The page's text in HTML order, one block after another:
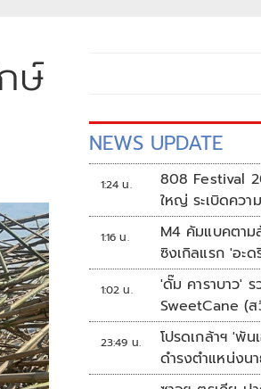
ษ์
NEWS UPDATE
1:24 น.
808 Festival
ใหญ่ ระเบิดคว
ต.ค.นี้
1:16 น.
M4 คัมแบคตา
ซิงเกิลแรก 'อะ
1:02 น.
'ดั๊ม คาราบาว'
SweetCane (ส
23:49 น.
โปรดเกล้าฯ 'พั
ดำรงตำแหน่งน
พระราชทานยศ